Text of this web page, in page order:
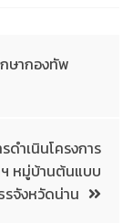
ษากองทัพ
ำเนินโครงการ
หมู่บ้านต้นแบบ
รจังหวัดน่าน